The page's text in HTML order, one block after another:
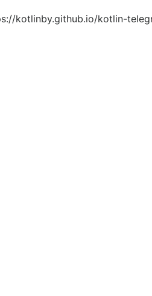
kotlinby.github.io/kotlin-